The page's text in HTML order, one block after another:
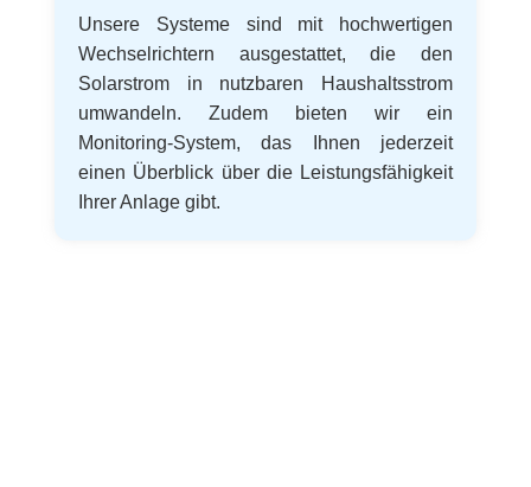
Unsere Systeme sind mit hochwertigen
Wechselrichtern ausgestattet, die den
Solarstrom in nutzbaren Haushaltsstrom
umwandeln. Zudem bieten wir ein
Monitoring-System, das Ihnen jederzeit
einen Überblick über die Leistungsfähigkeit
Ihrer Anlage gibt.